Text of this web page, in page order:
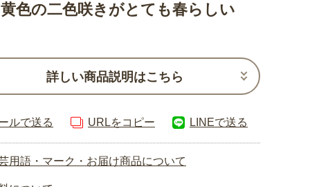
色の二色咲きがとても春らしい
詳しい商品説明はこちら
ルで送る URLをコピー LINEで送る
用語・マーク・お届け商品について